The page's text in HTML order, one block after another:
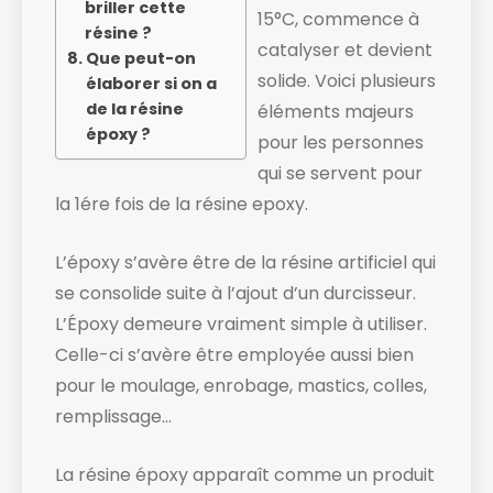
briller cette
résine ?
Que peut-on
élaborer si on a
de la résine
époxy ?
15°C, commence à
catalyser et devient
solide. ​Voici plusieurs
éléments majeurs
pour les personnes
qui se servent pour
la 1ére fois de la résine epoxy.
L’époxy s’avère être de la résine artificiel qui
se consolide suite à l’ajout d’un durcisseur.
L’Époxy demeure vraiment simple à utiliser.
Celle-ci s’avère être employée aussi bien
pour le moulage, enrobage, mastics, colles,
remplissage…
La résine époxy apparaît comme un produit